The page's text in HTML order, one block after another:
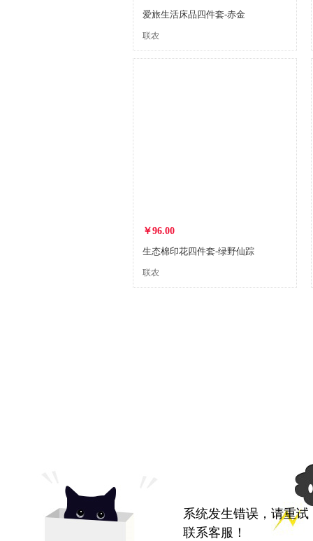
爱旅生活床品四件套-赤金
联农
￥96.00
生态棉印花四件套-绿野仙踪
联农
系统发生错误，请重
联系客服！